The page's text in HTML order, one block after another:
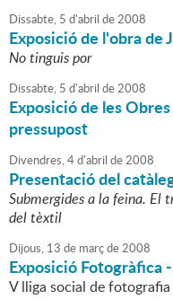
Dissabte, 5 d'abril de2008
Exposició de l'obra de
No tinguis por
Dissabte, 5 d'abril de2008
Exposició de les
pressupost
Divendres,4d'abril de2008
Presentació del
Submergides a la feina. El
del tèxtil
Dijous, 13 de marçde2008
Exposició Fotogràfica
V lliga social de